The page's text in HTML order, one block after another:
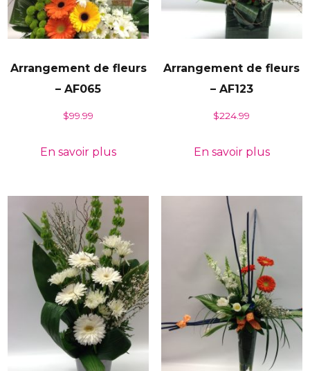
Arrangement de fleurs
– AF065
$99.99
En savoir plus
Arrangement de fleurs
– AF123
$224.99
En savoir plus